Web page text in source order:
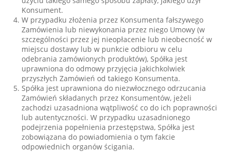
Konsument.
W przypadku złożenia przez Konsumenta fałszywego
Zamówienia lub niewykonania przez niego Umowy (w
szczególności przez jej nieopłacenie lub nieobecność w
miejscu dostawy lub w punkcie odbioru w celu
odebrania zamówionych produktów), Spółka jest
uprawniona do odmowy przyjęcia jakichkolwiek
przyszłych Zamówień od takiego Konsumenta.
Spółka jest uprawniona do niezwłocznego odrzucania
Zamówień składanych przez Konsumentów, jeżeli
zachodzi uzasadniona wątpliwość co do ich poprawności
lub autentyczności. W przypadku uzasadnionego
podejrzenia popełnienia przestępstwa, Spółka jest
zobowiązana do powiadomienia o tym fakcie
odpowiednich organów ścigania.